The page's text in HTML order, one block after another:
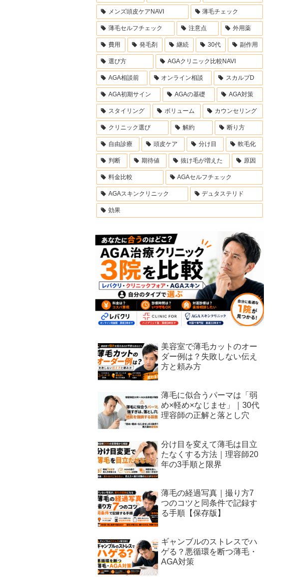
メンズ頭皮ケアNAVI 薄毛チェック
薄毛セルフチェック 注意点 外用薬
費用 発毛剤 継続 30代 副作用
選び方 AGAクリニック比較NAVI
AGA相談前 オンライン相談 スカルプD
AGA初期サイン AGAの基礎 AGA対策
スタイリング ボリューム カウンセリング
クリニック選び 解約 断り方
自由診療 頭皮ケア 分け目 軟毛化
判断 期待値 抜け毛が増えた 原因
料金比較 AGAセルフチェック
AGAスキンクリニック デュタステリド
効果
美容室で薄毛カットのオー
ダー例は？失敗しない伝え
方と頼み方
薄毛に似合うパーマは「弱
め×軽め×なじませ」｜30代
理容師の正解と落とし穴
分け目を変えて薄毛は目立
たなくする方法｜理容師20
年の3手順と限界
薄毛の経過写真｜撮り方7
つのコツと同条件で記録す
る手順【保存版】
ギャンブルのストレスでハ
ゲる？悪循環を断つ薄毛・
AGA対策